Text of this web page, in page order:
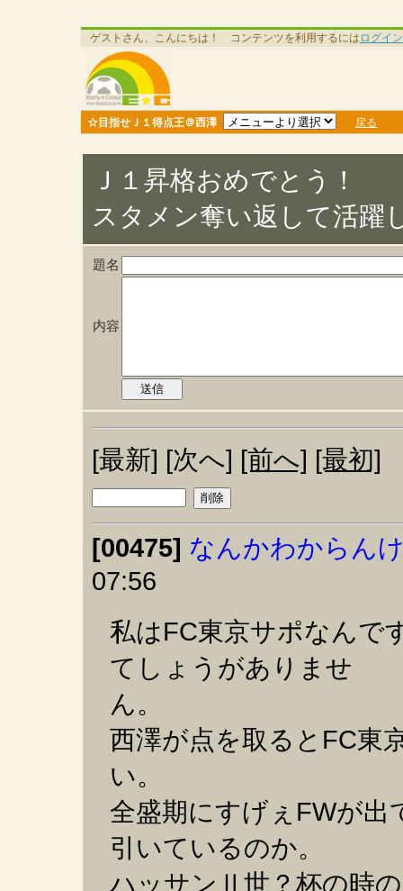
ゲストさん、こんにちは！ コンテンツを利用するには ログイン
☆目指せＪ１得点王＠西澤 戻る
Ｊ１昇格おめでとう！
スタメン奪い返して活躍
題名
内容
[最新] [次へ] [前へ] [最初]
[00475] なんかわからん
07:56
私はFC東京サポなんで
てしょうがありませ
ん。
西澤が点を取るとFC東
い。
全盛期にすげぇFWが
引いているのか。
ハッサンⅡ世？杯の時